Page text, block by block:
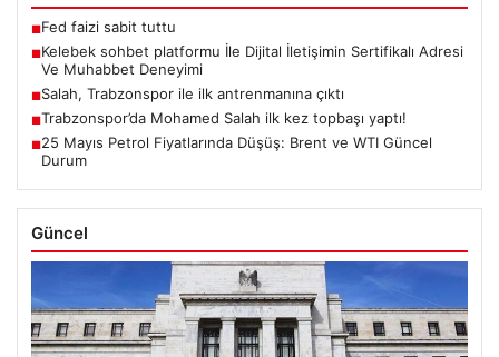
■Fed faizi sabit tuttu
■Kelebek sohbet platformu İle Dijital İletişimin Sertifikalı Adresi
Ve Muhabbet Deneyimi
■Salah, Trabzonspor ile ilk antrenmanına çıktı
■Trabzonspor’da Mohamed Salah ilk kez topbaşı yaptı!
■25 Mayıs Petrol Fiyatlarında Düşüş: Brent ve WTI Güncel
Durum
Güncel